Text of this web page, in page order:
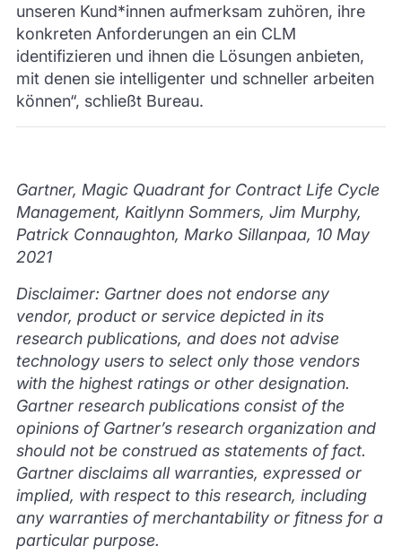
unseren Kund*innen aufmerksam zuhören, ihre
konkreten Anforderungen an ein CLM
identifizieren und ihnen die Lösungen anbieten,
mit denen sie intelligenter und schneller arbeiten
können“, schließt Bureau.
Gartner, Magic Quadrant for Contract Life Cycle
Management, Kaitlynn Sommers, Jim Murphy,
Patrick Connaughton, Marko Sillanpaa, 10 May
2021
Disclaimer: Gartner does not endorse any
vendor, product or service depicted in its
research publications, and does not advise
technology users to select only those vendors
with the highest ratings or other designation.
Gartner research publications consist of the
opinions of Gartner’s research organization and
should not be construed as statements of fact.
Gartner disclaims all warranties, expressed or
implied, with respect to this research, including
any warranties of merchantability or fitness for a
particular purpose.